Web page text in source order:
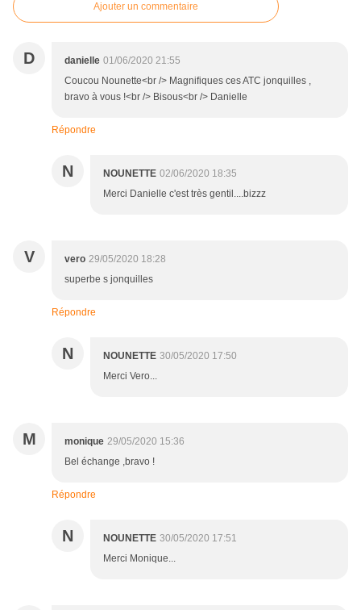
Ajouter un commentaire
D danielle 01/06/2020 21:55
Coucou Nounette<br /> Magnifiques ces ATC jonquilles ,
bravo à vous !<br /> Bisous<br /> Danielle
Répondre
N NOUNETTE 02/06/2020 18:35
Merci Danielle c'est très gentil....bizzz
V vero 29/05/2020 18:28
superbe s jonquilles
Répondre
N NOUNETTE 30/05/2020 17:50
Merci Vero...
M monique 29/05/2020 15:36
Bel échange ,bravo !
Répondre
N NOUNETTE 30/05/2020 17:51
Merci Monique...